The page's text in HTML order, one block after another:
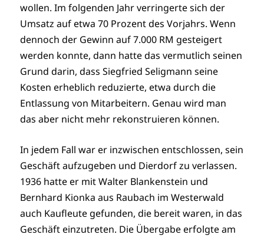
wollen. Im folgenden Jahr verringerte sich der
Umsatz auf etwa 70 Prozent des Vorjahrs. Wenn
dennoch der Gewinn auf 7.000 RM gesteigert
werden konnte, dann hatte das vermutlich seinen
Grund darin, dass Siegfried Seligmann seine
Kosten erheblich reduzierte, etwa durch die
Entlassung von Mitarbeitern. Genau wird man
das aber nicht mehr rekonstruieren können.
In jedem Fall war er inzwischen entschlossen, sein
Geschäft aufzugeben und Dierdorf zu verlassen.
1936 hatte er mit Walter Blankenstein und
Bernhard Kionka aus Raubach im Westerwald
auch Kaufleute gefunden, die bereit waren, in das
Geschäft einzutreten. Die Übergabe erfolgte am